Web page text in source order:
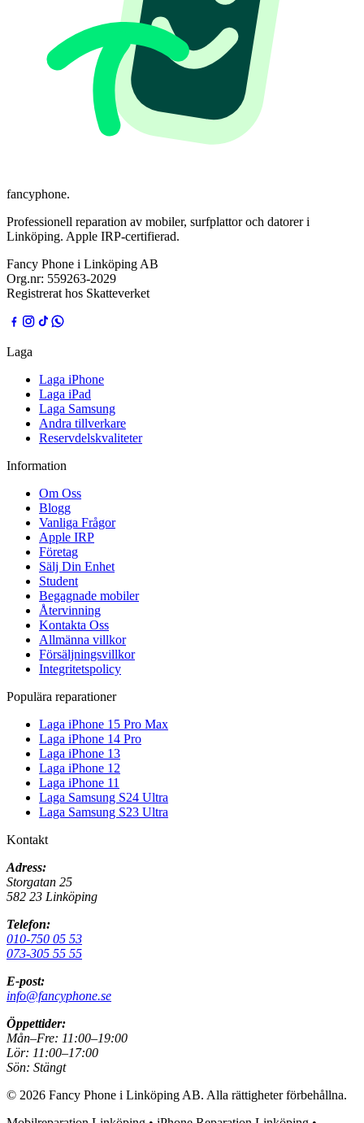
fancyphone.
Professionell reparation av mobiler, surfplattor och datorer i
Linköping. Apple IRP-certifierad.
Fancy Phone i Linköping AB
Org.nr: 559263-2029
Registrerat hos Skatteverket
Laga
Laga iPhone
Laga iPad
Laga Samsung
Andra tillverkare
Reservdelskvaliteter
Information
Om Oss
Blogg
Vanliga Frågor
Apple IRP
Företag
Sälj Din Enhet
Student
Begagnade mobiler
Återvinning
Kontakta Oss
Allmänna villkor
Försäljningsvillkor
Integritetspolicy
Populära reparationer
Laga iPhone 15 Pro Max
Laga iPhone 14 Pro
Laga iPhone 13
Laga iPhone 12
Laga iPhone 11
Laga Samsung S24 Ultra
Laga Samsung S23 Ultra
Kontakt
Adress:
Storgatan 25
582 23 Linköping
Telefon:
010-750 05 53
073-305 55 55
E-post:
info@fancyphone.se
Öppettider:
Mån–Fre: 11:00–19:00
Lör: 11:00–17:00
Sön: Stängt
© 2026 Fancy Phone i Linköping AB. Alla rättigheter förbehållna.